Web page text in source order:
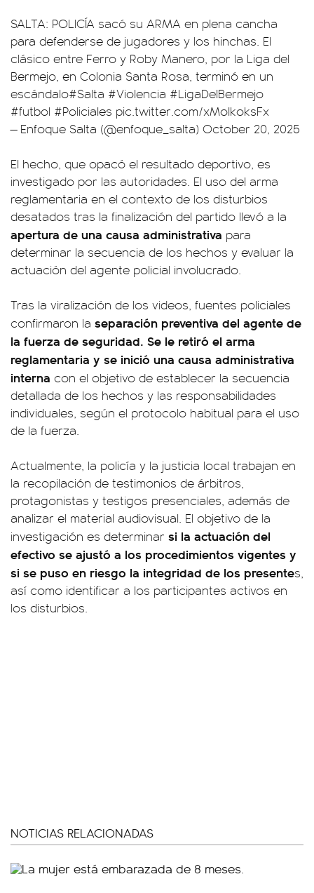
SALTA: POLICÍA sacó su ARMA en plena cancha
para defenderse de jugadores y los hinchas. El
clásico entre Ferro y Roby Manero, por la Liga del
Bermejo, en Colonia Santa Rosa, terminó en un
escándalo#Salta #Violencia #LigaDelBermejo
#futbol #Policiales pic.twitter.com/xMolkoksFx
— Enfoque Salta (@enfoque_salta) October 20, 2025
El hecho, que opacó el resultado deportivo, es
investigado por las autoridades. El uso del arma
reglamentaria en el contexto de los disturbios
desatados tras la finalización del partido llevó a la
apertura de una causa administrativa para
determinar la secuencia de los hechos y evaluar la
actuación del agente policial involucrado.
Tras la viralización de los videos, fuentes policiales
confirmaron la separación preventiva del agente de
la fuerza de seguridad. Se le retiró el arma
reglamentaria y se inició una causa administrativa
interna con el objetivo de establecer la secuencia
detallada de los hechos y las responsabilidades
individuales, según el protocolo habitual para el uso
de la fuerza.
Actualmente, la policía y la justicia local trabajan en
la recopilación de testimonios de árbitros,
protagonistas y testigos presenciales, además de
analizar el material audiovisual. El objetivo de la
investigación es determinar si la actuación del
efectivo se ajustó a los procedimientos vigentes y
si se puso en riesgo la integridad de los presentes,
así como identificar a los participantes activos en
los disturbios.
NOTICIAS RELACIONADAS